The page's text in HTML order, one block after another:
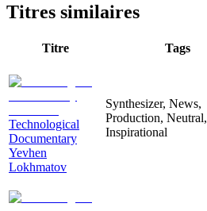
Titres similaires
Titre Tags
Technological
Documentary
Yevhen
Lokhmatov
Synthesizer, News,
Production, Neutral,
Inspirational